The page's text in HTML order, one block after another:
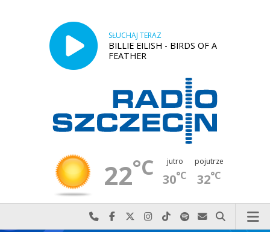
SŁUCHAJ TERAZ
BILLIE EILISH - BIRDS OF A
FEATHER
22°C jutro
30°C
pojutrze
32°C
Najlepiej po prostu do nas zadzwoń
Odwiedź nas na Facebook-u
Odwiedź nas na X
Odwiedź nas na Instagram-ie
Odwiedź nas na TikTok-u
Szukaj nas na Spotify
Wyślij do nas
Szukaj